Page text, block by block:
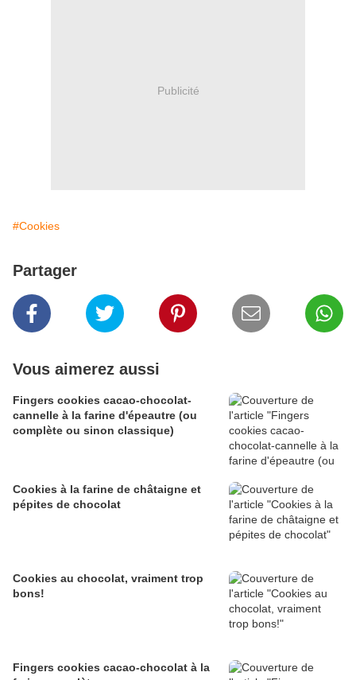
Publicité
#Cookies
Partager
Vous aimerez aussi
Fingers cookies cacao-chocolat-
cannelle à la farine d'épeautre (ou
complète ou sinon classique)
Cookies à la farine de châtaigne et
pépites de chocolat
Cookies au chocolat, vraiment trop
bons!
Fingers cookies cacao-chocolat à la